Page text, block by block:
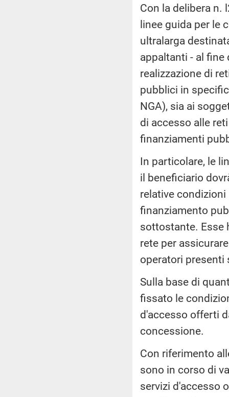
Con la delibera n.
linee guida per le
ultralarga
appaltanti - al fine
realizzazione di
pubblici in
NGA), sia ai
di accesso alle
finanziamenti
In particolare, le
il beneficiario
relative
finanziamento
sottostante. Esse
rete per
operatori presenti
Sulla base di
fissato le
d'accesso offerti
concessione.
Con riferimento
sono in corso di
servizi d'accesso